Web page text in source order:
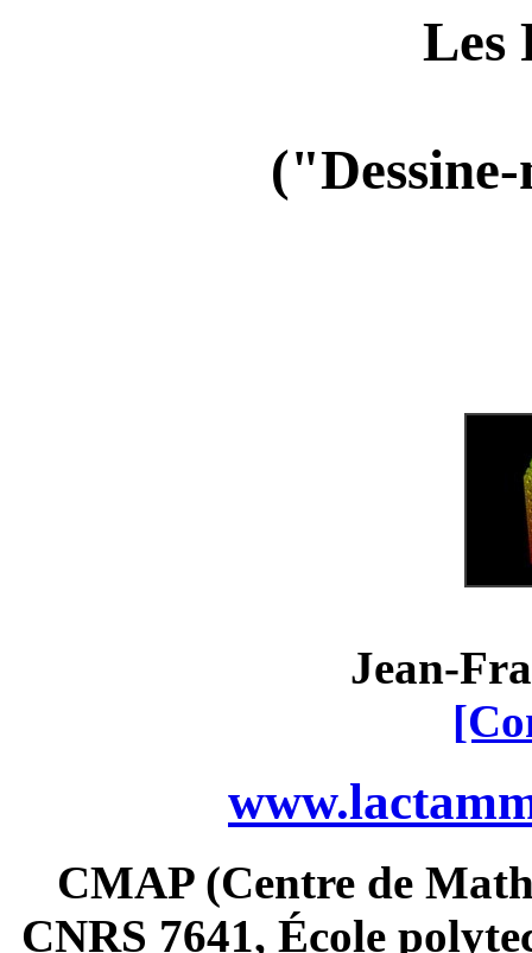
Les
Jean-
CMAP (Centre de
CNRS 7641, École